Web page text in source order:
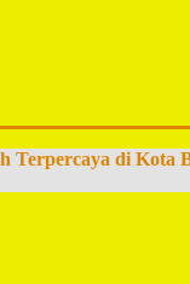
Terpercaya di